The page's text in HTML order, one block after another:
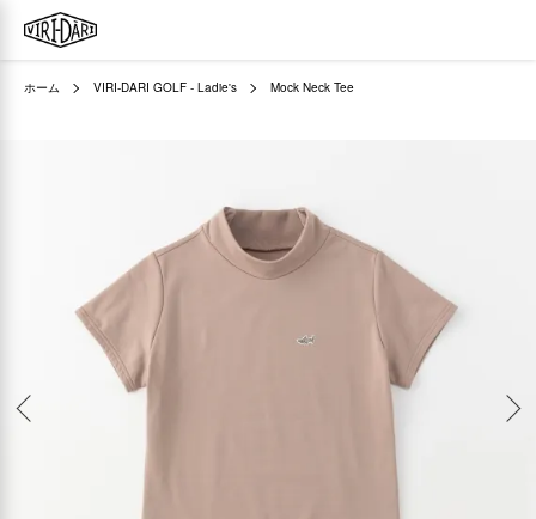
ホーム VIRI-DARI GOLF - Ladie's Mock Neck Tee